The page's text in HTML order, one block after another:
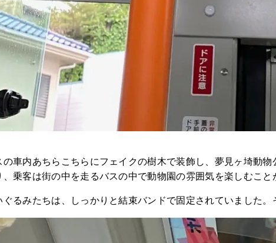
の車内あちらこちらにフェイクの樹木で装飾し、夢見ヶ埼動
、乗客は街の中を走るバスの中で動物園の雰囲気を楽しむこと
ぐるみたちは、しっかりと結束バンドで固定されていました。